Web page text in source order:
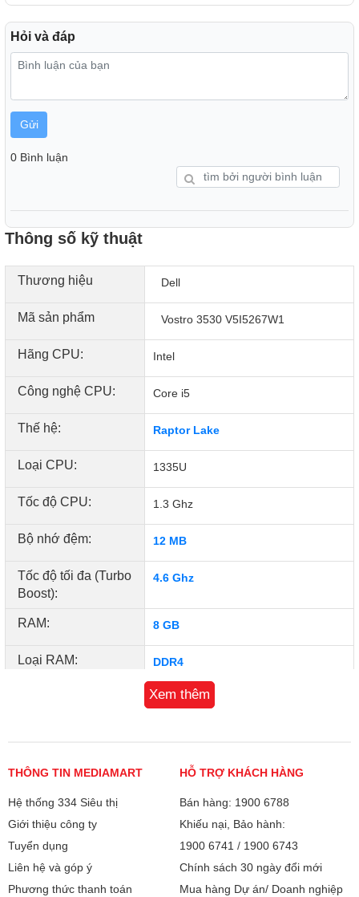
Hỏi và đáp
Gửi
0 Bình luận
Thông số kỹ thuật
Thương hiệu Dell
Mã sản phẩm Vostro 3530 V5I5267W1
Hãng CPU: Intel
Công nghệ CPU: Core i5
Thế hệ: Raptor Lake
Loại CPU: 1335U
Tốc độ CPU: 1.3 Ghz
Bộ nhớ đệm: 12 MB
Tốc độ tối đa (Turbo
Boost):
4.6 Ghz
RAM: 8 GB
Loại RAM: DDR4
3200 MHz
Màn hình: 15.6 inch
Độ phân giải (W x
H):
Full HD (1920 x 1080 pixels)
Công nghệ MH:
Xem thêm
THÔNG TIN MEDIAMART
Hệ thống 334 Siêu thị
Giới thiệu công ty
Tuyển dụng
Liên hệ và góp ý
Phương thức thanh toán
HỖ TRỢ KHÁCH HÀNG
Bán hàng: 1900 6788
Khiếu nại, Bảo hành:
1900 6741 / 1900 6743
Chính sách 30 ngày đổi mới
Mua hàng Dự án/ Doanh nghiệp